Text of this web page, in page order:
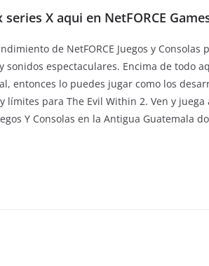
X aqui en NetFORCE
de NetFORCE Juegos y
espectaculares. Encima de todo
entonces lo puedes jugar como los
para The Evil Within 2. Ven y juega
Y Consolas en la Antigua Guatemala